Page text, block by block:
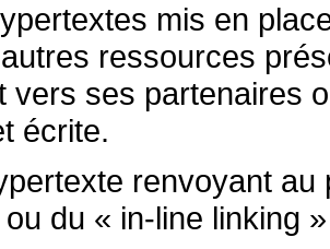
mis en
ressources
vers ses partenaires
écrite.
renvoyant
du « in-line linking